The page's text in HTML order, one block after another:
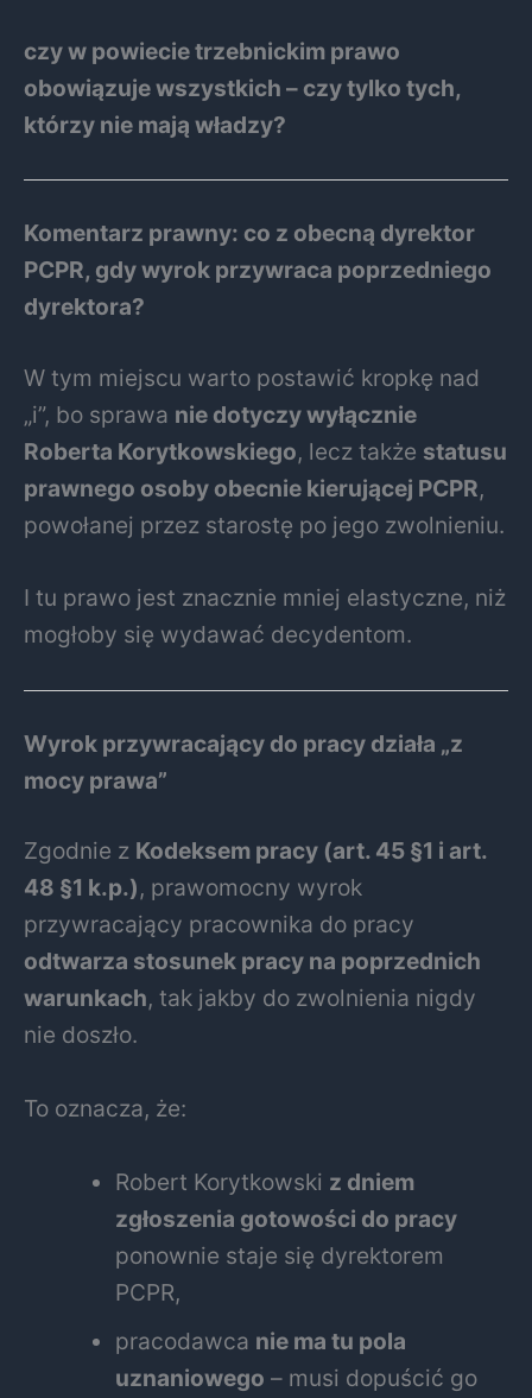
czy w powiecie trzebnickim prawo
obowiązuje wszystkich – czy tylko tych,
którzy nie mają władzy?
Komentarz prawny: co z obecną dyrektor
PCPR, gdy wyrok przywraca poprzedniego
dyrektora?
W tym miejscu warto postawić kropkę nad
„i”, bo sprawa nie dotyczy wyłącznie
Roberta Korytkowskiego, lecz także statusu
prawnego osoby obecnie kierującej PCPR,
powołanej przez starostę po jego zwolnieniu.
I tu prawo jest znacznie mniej elastyczne, niż
mogłoby się wydawać decydentom.
Wyrok przywracający do pracy działa „z
mocy prawa”
Zgodnie z Kodeksem pracy (art. 45 §1 i art.
48 §1 k.p.), prawomocny wyrok
przywracający pracownika do pracy
odtwarza stosunek pracy na poprzednich
warunkach, tak jakby do zwolnienia nigdy
nie doszło.
To oznacza, że:
Robert Korytkowski z dniem
zgłoszenia gotowości do pracy
ponownie staje się dyrektorem
PCPR,
pracodawca nie ma tu pola
uznaniowego – musi dopuścić go